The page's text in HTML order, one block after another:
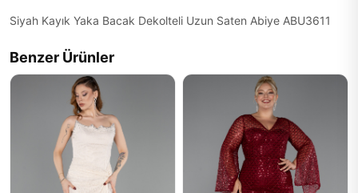
Siyah Kayık Yaka Bacak Dekolteli Uzun Saten Abiye ABU3611
Benzer Ürünler